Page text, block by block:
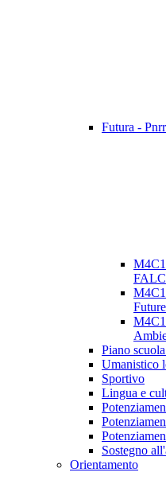
Futura -
Piano
Umanistico
Sportivo
Lingua e
Sostegno
Orientamento